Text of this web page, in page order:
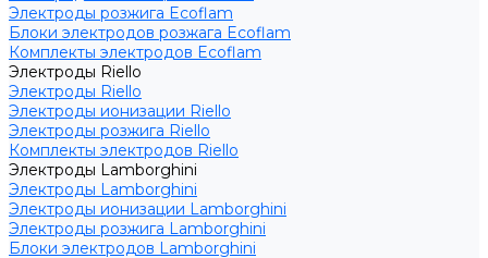
Электроды розжига Ecoflam
Блоки электродов розжага Ecoflam
Комплекты электродов Ecoflam
Электроды Riello
Электроды Riello
Электроды ионизации Riello
Электроды розжига Riello
Комплекты электродов Riello
Электроды Lamborghini
Электроды Lamborghini
Электроды ионизации Lamborghini
Электроды розжига Lamborghini
Блоки электродов Lamborghini